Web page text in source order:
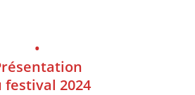
•
festival 2024